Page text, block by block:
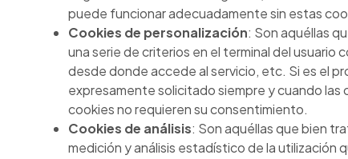
puede funcionar adecuadamente sin estas
Cookies de personalización: Son aquéllas
una serie de criterios en el terminal del usuario
desde donde accede al servicio, etc. Si es el
expresamente solicitado siempre y cuando
cookies no requieren su consentimiento.
Cookies de análisis: Son aquéllas que bien
medición y análisis estadístico de la utilización